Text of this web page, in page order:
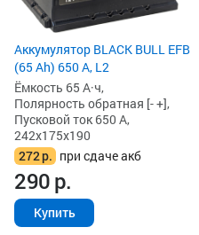
Аккумулятор BLACK BULL EFB
(65 Ah) 650 А, L2
Ёмкость 65 А·ч,
Полярность обратная [- +],
Пусковой ток 650 А,
242x175x190
272р. при сдаче акб
290р.
Купить